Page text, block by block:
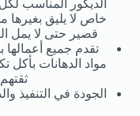
الديكور المناسب
خاص لا يليق بغيرها
قصير حتى لا يمل
تقدم جميع أعمالها
مواد الدهانات
الجودة في التنفيذ